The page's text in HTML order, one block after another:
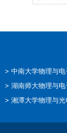
> 中南大学物理与电
> 湖南师大物理与电
> 湘潭大学物理与光